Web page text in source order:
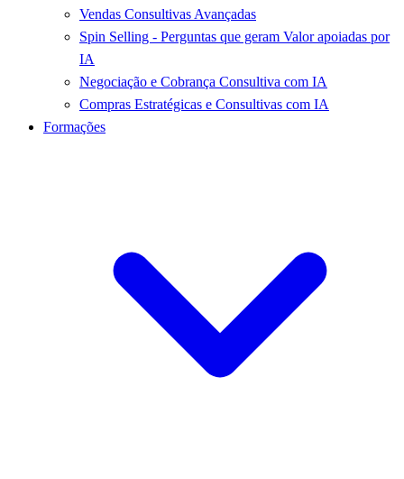
Vendas Consultivas Avançadas
Spin Selling - Perguntas que geram Valor apoiadas por
IA
Negociação e Cobrança Consultiva com IA
Compras Estratégicas e Consultivas com IA
Formações